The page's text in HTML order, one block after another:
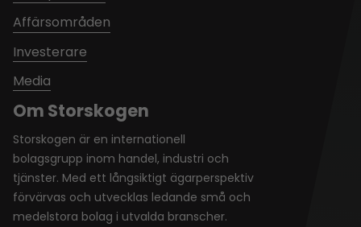
Om Storskogen
Storskogen är en internationell
bolagsgrupp inom handel, industri och
tjänster. Med ett långsiktigt ägarperspektiv
förvärvas och utvecklas ledande små och
medelstora bolag i utvalda branscher.
Affärsområden
Investerare
Media